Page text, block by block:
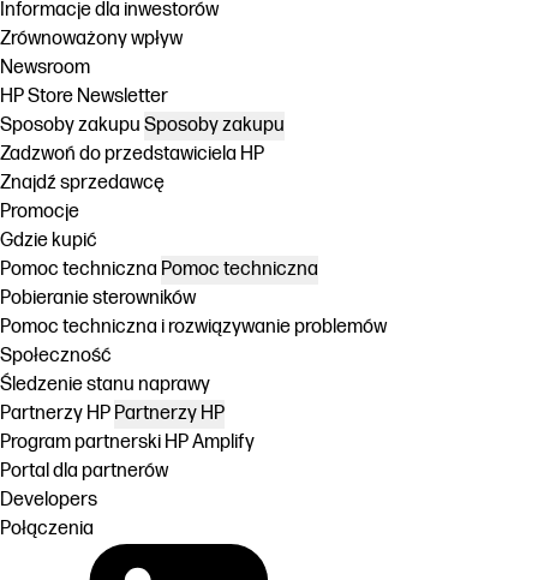
Informacje dla inwestorów
Zrównoważony wpływ
Newsroom
HP Store Newsletter
Sposoby zakupu Sposoby zakupu
Zadzwoń do przedstawiciela HP
Znajdź sprzedawcę
Promocje
Gdzie kupić
Pomoc techniczna Pomoc techniczna
Pobieranie sterowników
Pomoc techniczna i rozwiązywanie problemów
Społeczność
Śledzenie stanu naprawy
Partnerzy HP Partnerzy HP
Program partnerski HP Amplify
Portal dla partnerów
Developers
Połączenia